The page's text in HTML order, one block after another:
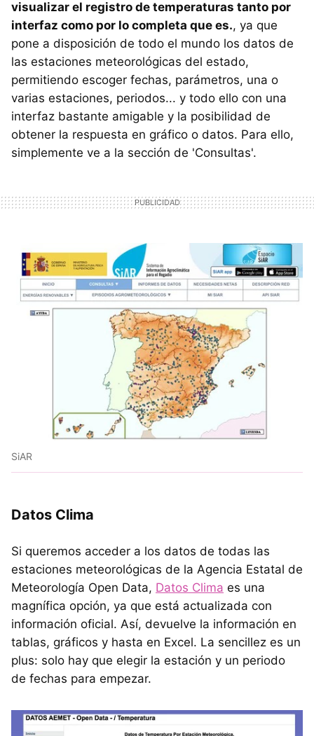
visualizar el registro de temperaturas tanto por
interfaz como por lo completa que es., ya que
pone a disposición de todo el mundo los datos de
las estaciones meteorológicas del estado,
permitiendo escoger fechas, parámetros, una o
varias estaciones, periodos... y todo ello con una
interfaz bastante amigable y la posibilidad de
obtener la respuesta en gráfico o datos. Para ello,
simplemente ve a la sección de 'Consultas'.
SiAR
Datos Clima
Si queremos acceder a los datos de todas las
estaciones meteorológicas de la Agencia Estatal de
Meteorología Open Data, Datos Clima es una
magnífica opción, ya que está actualizada con
información oficial. Así, devuelve la información en
tablas, gráficos y hasta en Excel. La sencillez es un
plus: solo hay que elegir la estación y un periodo
de fechas para empezar.